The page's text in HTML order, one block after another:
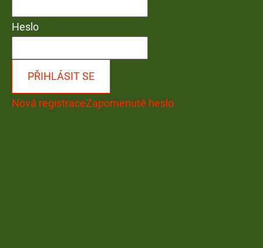
Heslo
PŘIHLÁSIT SE
Nová registraceZapomenuté heslo